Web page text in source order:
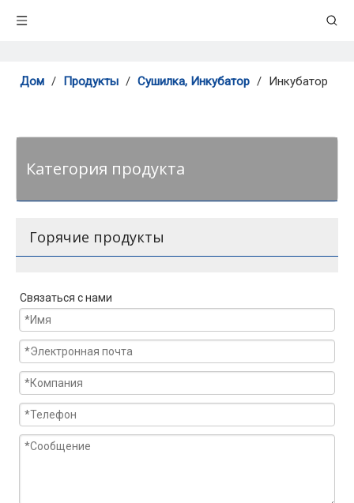
Дом / Продукты / Сушилка, Инкубатор / Инкубатор
Категория продукта
Горячие продукты
Связаться с нами